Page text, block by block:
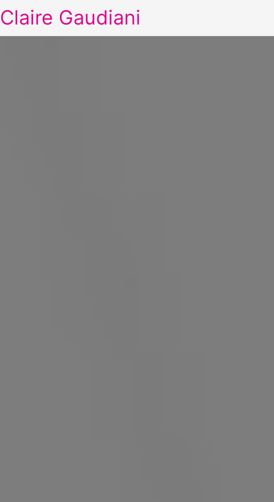
Claire Gaudiani